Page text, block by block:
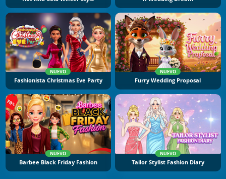
NUEVO
Fashionista Christmas Eve Party
NUEVO
Furry Wedding Proposal
NUEVO
Barbee Black Friday Fashion
NUEVO
Tailor Stylist Fashion Diary